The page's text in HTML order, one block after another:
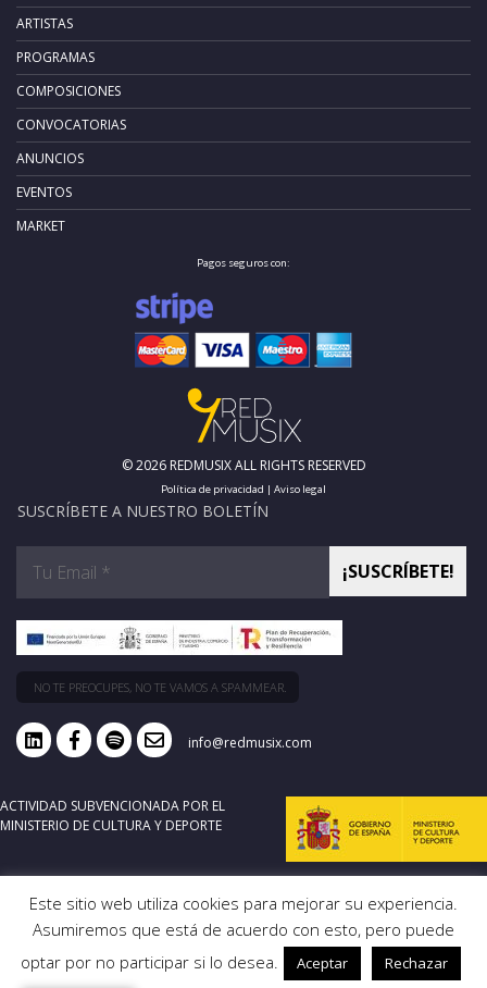
ARTISTAS
PROGRAMAS
COMPOSICIONES
CONVOCATORIAS
ANUNCIOS
EVENTOS
MARKET
Pagos seguros con:
© 2026 REDMUSIX ALL RIGHTS RESERVED
Política de privacidad | Aviso legal
SUSCRÍBETE A NUESTRO BOLETÍN
NO TE PREOCUPES, NO TE VAMOS A SPAMMEAR.
info@redmusix.com
ACTIVIDAD SUBVENCIONADA POR EL
MINISTERIO DE CULTURA Y DEPORTE
Este sitio web utiliza cookies para mejorar su experiencia.
Asumiremos que está de acuerdo con esto, pero puede
optar por no participar si lo desea.
Aceptar Rechazar